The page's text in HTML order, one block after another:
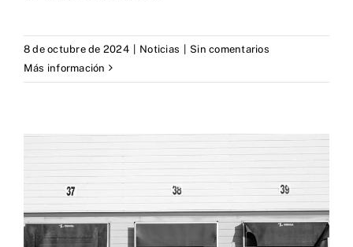
8 de octubre de 2024 | Noticias | Sin comentarios
Más información